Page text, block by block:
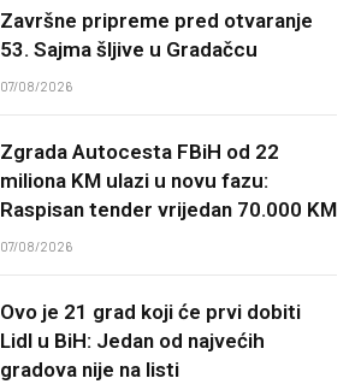
Završne pripreme pred otvaranje
53. Sajma šljive u Gradačcu
07/08/2026
Zgrada Autocesta FBiH od 22
miliona KM ulazi u novu fazu:
Raspisan tender vrijedan 70.000 KM
07/08/2026
Ovo je 21 grad koji će prvi dobiti
Lidl u BiH: Jedan od najvećih
gradova nije na listi